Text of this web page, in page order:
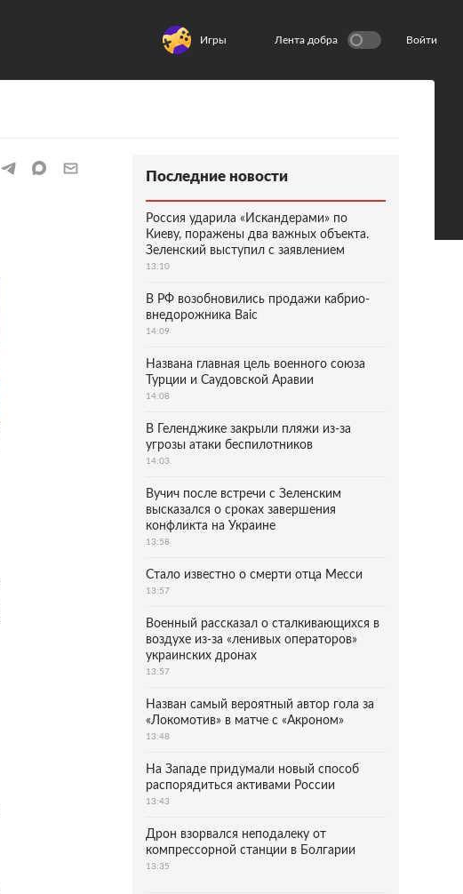
Игры Лента добра Войти
Последние новости
Россия ударила «Искандерами» по
Киеву, поражены два важных объекта.
Зеленский выступил с заявлением
13:10
В РФ возобновились продажи кабрио-
внедорожника Baic
14:09
Названа главная цель военного союза
Турции и Саудовской Аравии
14:08
В Геленджике закрыли пляжи из-за
угрозы атаки беспилотников
14:03
Вучич после встречи с Зеленским
высказался о сроках завершения
конфликта на Украине
13:58
Стало известно о смерти отца Месси
13:57
Военный рассказал о сталкивающихся в
воздухе из-за «ленивых операторов»
украинских дронах
13:57
Назван самый вероятный автор гола за
«Локомотив» в матче с «Акроном»
13:48
На Западе придумали новый способ
распорядиться активами России
13:43
Дрон взорвался неподалеку от
компрессорной станции в Болгарии
13:35